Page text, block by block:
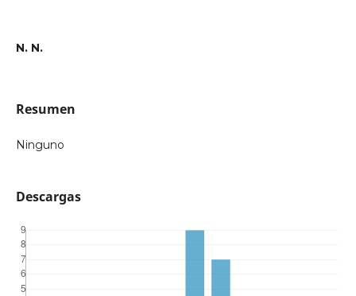
N. N.
Resumen
Ninguno
Descargas